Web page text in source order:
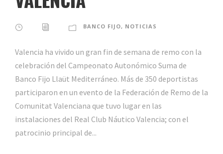
BANCO FIJO, NOTICIAS
Valencia ha vivido un gran fin de semana de remo con la
celebración del Campeonato Autonómico Suma de
Banco Fijo Llaüt Mediterráneo. Más de 350 deportistas
participaron en un evento de la Federación de Remo de la
Comunitat Valenciana que tuvo lugar en las
instalaciones del Real Club Náutico Valencia; con el
patrocinio principal de...